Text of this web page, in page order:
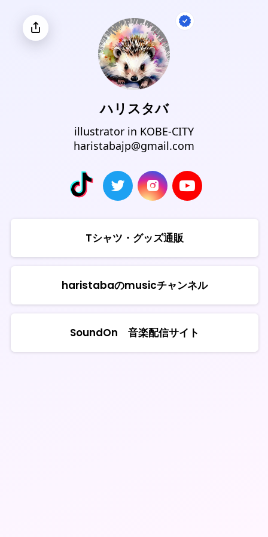
ハリスタバ
illustrator in KOBE-CITY
haristabajp@gmail.com
Tシャツ・グッズ通販
haristabaのmusicチャンネル
SoundOn 音楽配信サイト